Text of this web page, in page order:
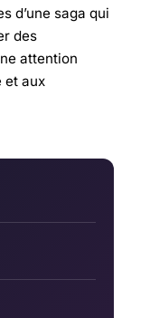
d’une saga qui
des
attention
et aux